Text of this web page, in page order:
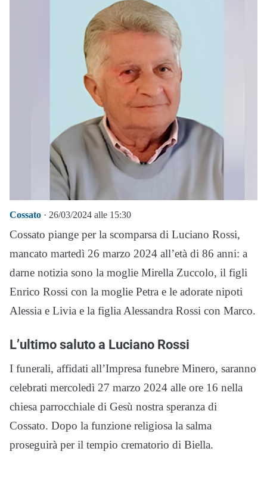
Cossato · 26/03/2024 alle 15:30
Cossato piange per la scomparsa di Luciano Rossi,
mancato martedì 26 marzo 2024 all’età di 86 anni: a
darne notizia sono la moglie Mirella Zuccolo, il figli
Enrico Rossi con la moglie Petra e le adorate nipoti
Alessia e Livia e la figlia Alessandra Rossi con Marco.
L’ultimo saluto a Luciano Rossi
I funerali, affidati all’Impresa funebre Minero, saranno
celebrati mercoledì 27 marzo 2024 alle ore 16 nella
chiesa parrocchiale di Gesù nostra speranza di
Cossato. Dopo la funzione religiosa la salma
proseguirà per il tempio crematorio di Biella.